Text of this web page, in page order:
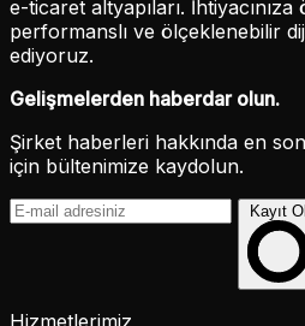
e-ticaret altyapıları.
performanslı ve ölçeklenebilir
ediyoruz.
Gelişmelerden haberdar olun.
Şirket haberleri hakkında en
için bültenimize kaydolun.
Kayıt Ol
Hizmetlerimiz